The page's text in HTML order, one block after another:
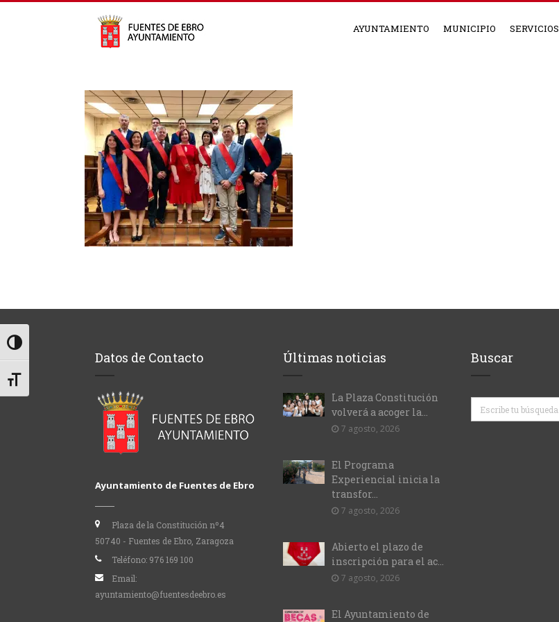
Alternar alto contraste
Alternar tamaño de letra
AYUNTAMIENTO MUNICIPIO SERVICIOS
Datos de Contacto
Ayuntamiento de Fuentes de Ebro
Plaza de la Constitución nº4
50740 - Fuentes de Ebro, Zaragoza
Teléfono: 976 169 100
Email:
ayuntamiento@fuentesdeebro.es
Últimas noticias
La Plaza Constitución
volverá a acoger la...
7 agosto, 2026
El Programa
Experiencial inicia la
transfor...
7 agosto, 2026
Abierto el plazo de
inscripción para el ac...
7 agosto, 2026
El Ayuntamiento de
Buscar
Buscar